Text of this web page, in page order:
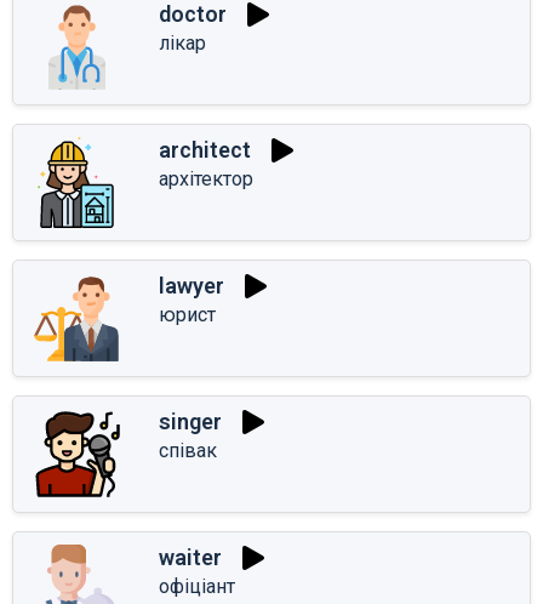
doctor
лікар
architect
архітектор
lawyer
юрист
singer
співак
waiter
офіціант